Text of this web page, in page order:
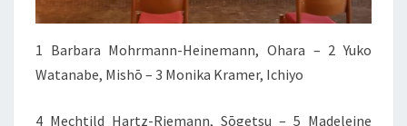
1 Barbara Mohrmann-Heinemann, Ohara – 2 Yuko
Watanabe, Mishō – 3 Monika Kramer, Ichiyo
4 Mechtild Hartz-Riemann, Sōgetsu – 5 Madeleine